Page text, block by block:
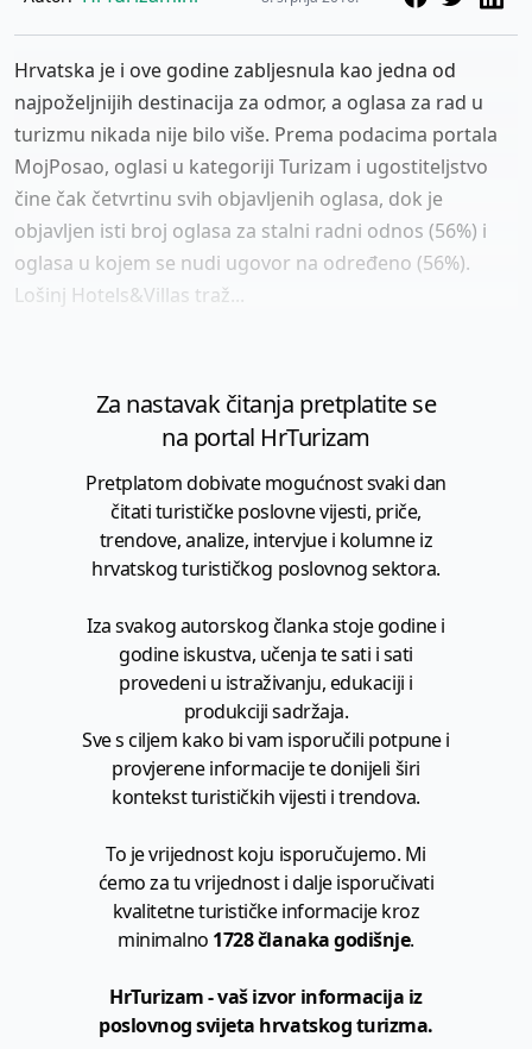
Hrvatska je i ove godine zabljesnula kao jedna od
najpoželjnijih destinacija za odmor, a oglasa za rad u
turizmu nikada nije bilo više. Prema podacima portala
MojPosao, oglasi u kategoriji Turizam i ugostiteljstvo
čine čak četvrtinu svih objavljenih oglasa, dok je
objavljen isti broj oglasa za stalni radni odnos (56%) i
oglasa u kojem se nudi ugovor na određeno (56%).
Lošinj Hotels&Villas traž...
Za nastavak čitanja pretplatite se
na portal HrTurizam
Pretplatom dobivate mogućnost svaki dan
čitati turističke poslovne vijesti, priče,
trendove, analize, intervjue i kolumne iz
hrvatskog turističkog poslovnog sektora.
Iza svakog autorskog članka stoje godine i
godine iskustva, učenja te sati i sati
provedeni u istraživanju, edukaciji i
produkciji sadržaja.
Sve s ciljem kako bi vam isporučili potpune i
provjerene informacije te donijeli širi
kontekst turističkih vijesti i trendova.
To je vrijednost koju isporučujemo. Mi
ćemo za tu vrijednost i dalje isporučivati
kvalitetne turističke informacije kroz
minimalno 1728 članaka godišnje.
HrTurizam - vaš izvor informacija iz
poslovnog svijeta hrvatskog turizma.